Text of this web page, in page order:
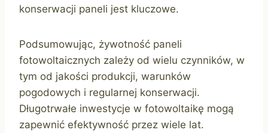
konserwacji paneli jest kluczowe.
Podsumowując, żywotność paneli
fotowoltaicznych zależy od wielu czynników, w
tym od jakości produkcji, warunków
pogodowych i regularnej konserwacji.
Długotrwałe inwestycje w fotowoltaikę mogą
zapewnić efektywność przez wiele lat.